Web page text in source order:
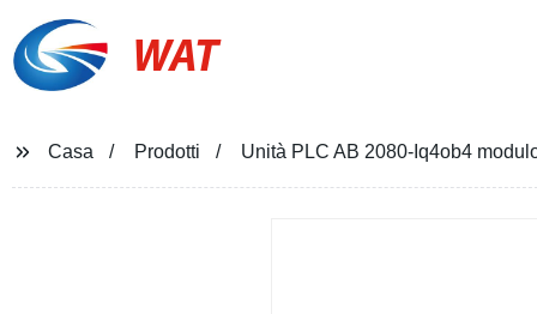
WAT
Casa Prodotti Unità PLC AB 2080-Iq4ob4